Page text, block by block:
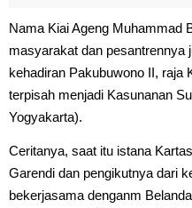
Nama Kiai Ageng Muhammad
masyarakat dan pesantrennya
kehadiran Pakubuwono II, raja
terpisah menjadi Kasunanan
Yogyakarta).
Ceritanya, saat itu istana
Garendi dan pengikutnya dari
bekerjasama denganm